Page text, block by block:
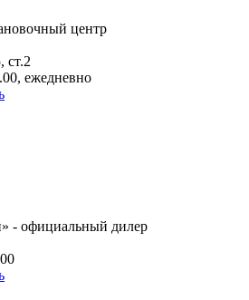
центр
ст.2
ежедневно
- официальный дилер